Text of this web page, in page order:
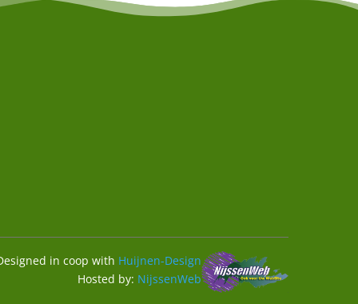
in coop with Huijnen-Design
Hosted by: NijssenWeb